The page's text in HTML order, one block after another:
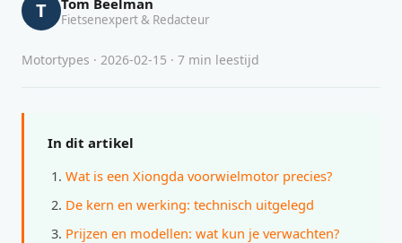
T Fietsenexpert & Redacteur
Motortypes · 2026-02-15 · 7 min leestijd
In dit artikel
Wat is een Xiongda voorwielmotor precies?
De kern en werking: technisch uitgelegd
Prijzen en modellen: wat kun je verwachten?